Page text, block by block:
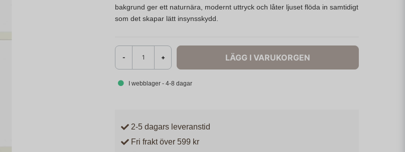
bakgrund ger ett naturnära, modernt uttryck och låter ljuset flöda in samtidigt
som det skapar lätt insynsskydd.
- + LÄGG I VARUKORGEN
I webblager - 4-8 dagar
2-5 dagars leveranstid
Fri frakt över 599 kr